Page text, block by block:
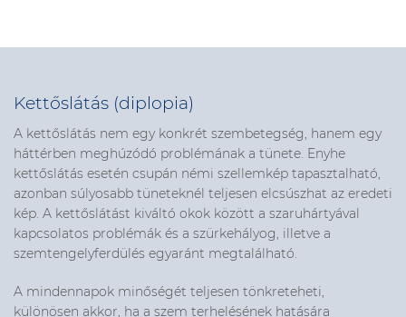
Kettőslátás (diplopia)
A kettőslátás nem egy konkrét szembetegség, hanem egy
háttérben meghúzódó problémának a tünete. Enyhe
kettőslátás esetén csupán némi szellemkép tapasztalható,
azonban súlyosabb tüneteknél teljesen elcsúszhat az eredeti
kép. A kettőslátást kiváltó okok között a szaruhártyával
kapcsolatos problémák és a szürkehályog, illetve a
szemtengelyferdülés egyaránt megtalálható.
A mindennapok minőségét teljesen tönkreteheti,
különösen akkor, ha a szem terhelésének hatására